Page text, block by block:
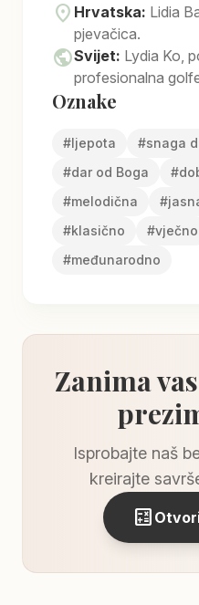
location_on Hrvatska: Lidia
pjevačica.
publicSvijet: Lydia Ko,
profesionalna
Oznake
#ljepota #snaga
#dar od Boga #
#melodična #
#klasično #vječno
#međunarodno
Zanima
Isprobajte naš
kreirajte
calculate